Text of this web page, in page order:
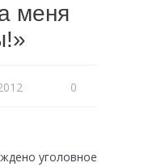
меня
0
уголовное